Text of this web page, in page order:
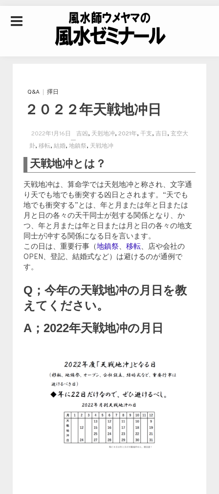
水ゼミナール｜風水
学・四柱推命学・易
学を合わせた立命講
座
Q&A 擇日
２０２２年天戦地冲日
2022年1月16日 吉凶, 天剋地冲,2021年,干支,吉日 ,玄空大
卦,移転,結婚,地鎮祭, 天戦地冲
天戦地冲とは？
天戦地冲は、算命学では天剋地冲と称され、文字通
り天でも地でも衝突する凶日とされます。“天でも
地でも衝突する”とは、年と月または年と日または
月と日の各々の天干同士が剋する関係となり、か
つ、年と月または年と日または月と日の各々の地支
同士が冲する関係になる日を言います。
この日は、重要行事（地鎮祭、移転、店や会社の
OPEN、登記、結婚式など）は避けるのが通例で
す。
Q；今年の天戦地冲の月日を教
えてください。
A；2022年天戦地冲の月日